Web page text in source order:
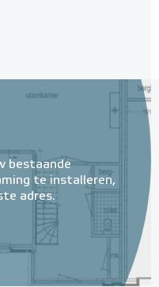
bestaande
te installeren,
adres.